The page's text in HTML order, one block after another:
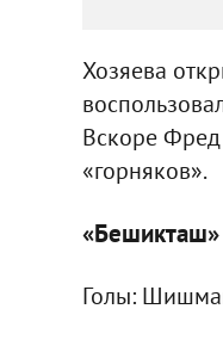
Хозяева
Вскоре Фред
«горняков».
Голы: